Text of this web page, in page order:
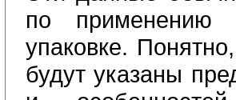
по применению
упаковке.
будут указаны